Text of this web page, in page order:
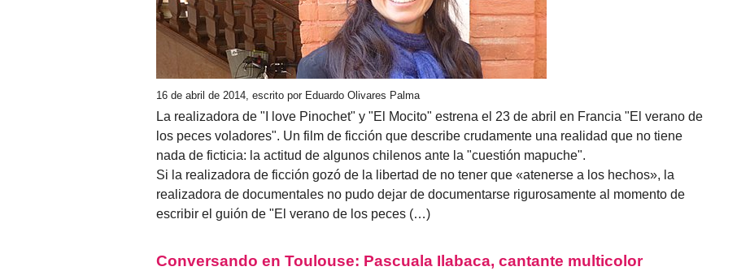
16 de abril de 2014, escrito por Eduardo Olivares Palma
La realizadora de "I love Pinochet" y "El Mocito" estrena el 23 de abril en Francia "El verano de
los peces voladores". Un film de ficción que describe crudamente una realidad que no tiene
nada de ficticia: la actitud de algunos chilenos ante la "cuestión mapuche".
Si la realizadora de ficción gozó de la libertad de no tener que «atenerse a los hechos», la
realizadora de documentales no pudo dejar de documentarse rigurosamente al momento de
escribir el guión de "El verano de los peces (…)
Conversando en Toulouse: Pascuala Ilabaca, cantante multicolor